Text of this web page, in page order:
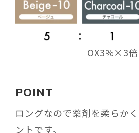
OX3%×3倍
POINT
ロングなので薬剤を柔らか
ントです。